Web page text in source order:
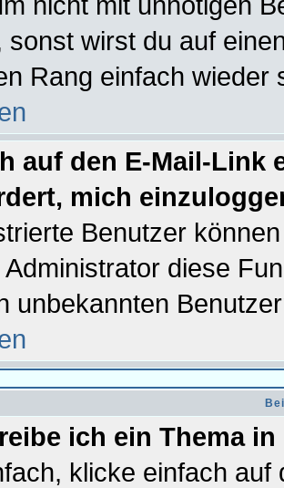
sonst wirst du auf
Rang einfach wieder
auf den E-Mail-Link
mich
Benutzer
Administrator diese
unbekannten
ich ein Thema
klicke einfach